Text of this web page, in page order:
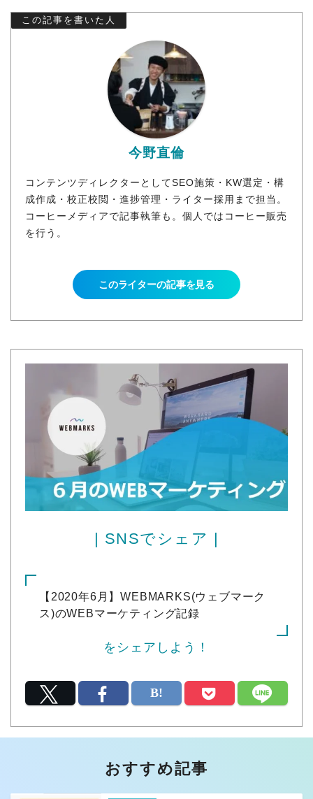
この記事を書いた人
今野直倫
コンテンツディレクターとしてSEO施策・KW選定・構
成作成・校正校閲・進捗管理・ライター採用まで担当。
コーヒーメディアで記事執筆も。個人ではコーヒー販売
を行う。
このライターの記事を見る
| SNSでシェア |
【2020年6月】WEBMARKS(ウェブマーク
ス)のWEBマーケティング記録
をシェアしよう！
おすすめ記事